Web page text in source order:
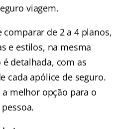
viagem.
comparar de 2 a 4 planos,
e estilos, na mesma
detalhada, com as
cada apólice de seguro.
melhor opção para o